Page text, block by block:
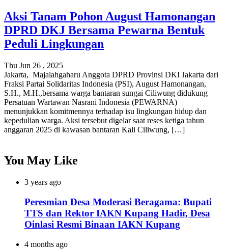
Aksi Tanam Pohon August Hamonangan
DPRD DKJ Bersama Pewarna Bentuk
Peduli Lingkungan
Thu Jun 26 , 2025
Jakarta, Majalahgaharu Anggota DPRD Provinsi DKI Jakarta dari
Fraksi Partai Solidaritas Indonesia (PSI), August Hamonangan,
S.H., M.H.,bersama warga bantaran sungai Ciliwung didukung
Persatuan Wartawan Nasrani Indonesia (PEWARNA)
menunjukkan komitmennya terhadap isu lingkungan hidup dan
kepedulian warga. Aksi tersebut digelar saat reses ketiga tahun
anggaran 2025 di kawasan bantaran Kali Ciliwung, […]
You May Like
3 years ago
Peresmian Desa Moderasi Beragama: Bupati
TTS dan Rektor IAKN Kupang Hadir, Desa
Oinlasi Resmi Binaan IAKN Kupang
4 months ago